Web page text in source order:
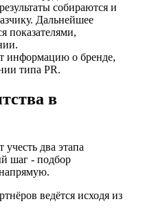
собираются и
Дальнейшее
показателями,
информацию о бренде,
типа PR.
в
два этапа
шаг - подбор
ведётся исходя из